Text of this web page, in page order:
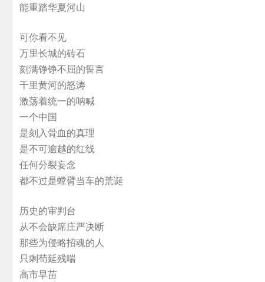
能重踏华夏河山
可你看不见
万里长城的砖石
刻满铮铮不屈的誓言
千里黄河的怒涛
激荡着统一的呐喊
一个中国
是刻入骨血的真理
是不可逾越的红线
任何分裂妄念
都不过是螳臂当车的荒诞
历史的审判台
从不会缺席庄严决断
那些为侵略招魂的人
只剩苟延残喘
高市早苗